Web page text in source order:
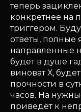
теперь
конкретнее на
триггером.
ответы, полные
направленные
будет в душе
виноват Х,
прочности в
часов. На
приведёт к